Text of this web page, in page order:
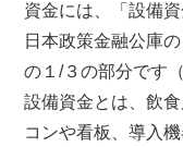
資金には、「設備
日本政策金融公庫
の１/３の部分です
設備資金とは、飲
コンや看板、導入機